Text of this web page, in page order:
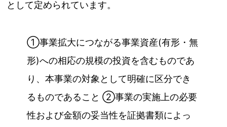
として定められています。
①事業拡大につながる事業資産(有形・無
形)への相応の規模の投資を含むものであ
り、本事業の対象として明確に区分でき
るものであること ②事業の実施上の必要
性および金額の妥当性を証拠書類によっ